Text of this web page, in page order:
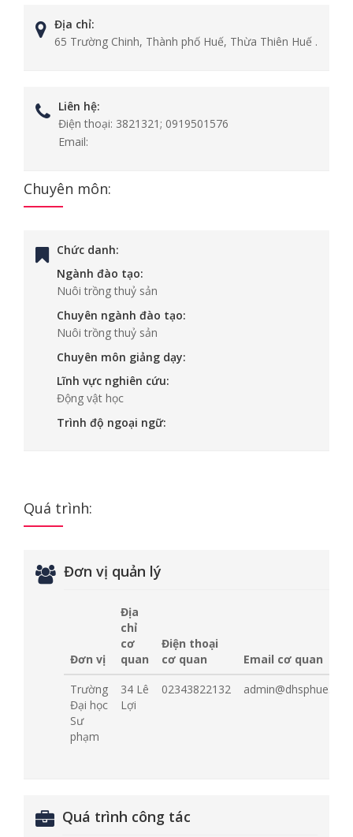
Địa chỉ:
65 Trường Chinh, Thành phố Huế, Thừa Thiên Huế .
Liên hệ:
Điện thoại: 3821321; 0919501576
Email:
Chuyên môn:
Chức danh:
Ngành đào tạo:
Nuôi trồng thuỷ sản
Chuyên ngành đào tạo:
Nuôi trồng thuỷ sản
Chuyên môn giảng dạy:
Lĩnh vực nghiên cứu:
Động vật học
Trình độ ngoại ngữ:
Quá trình:
Đơn vị quản lý
Đơn vị
Địa
chỉ
cơ
quan
Điện thoại
cơ quan
Email cơ quan
Trường
Đại học
Sư
phạm
34 Lê
Lợi
02343822132
Quá trình công tác